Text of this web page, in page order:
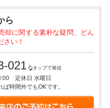
ら
却に関する素朴な疑問、どん
さい！
021 タップで発信
定休日 水曜日
時間外でもOKです。